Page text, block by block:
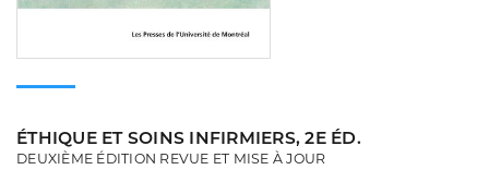
ÉTHIQUE ET SOINS INFIRMIERS, 2E ÉD.
DEUXIÈME ÉDITION REVUE ET MISE À JOUR